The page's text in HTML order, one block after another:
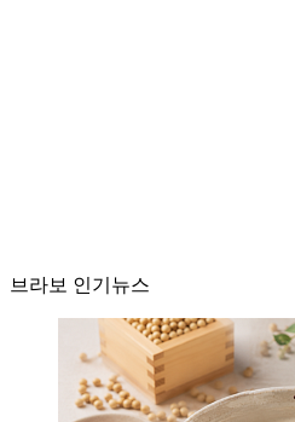
브라보 인기뉴스